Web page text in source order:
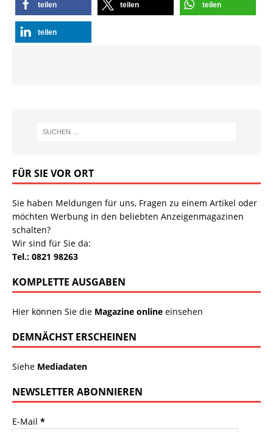
teilen teilen teilen
teilen
FÜR SIE VOR ORT
Sie haben Meldungen für uns, Fragen zu einem Artikel oder
möchten Werbung in den beliebten Anzeigenmagazinen
schalten?
Wir sind für Sie da:
Tel.: 0821 98263
KOMPLETTE AUSGABEN
Hier können Sie die Magazine online einsehen
DEMNÄCHST ERSCHEINEN
Siehe Mediadaten
NEWSLETTER ABONNIEREN
E-Mail *